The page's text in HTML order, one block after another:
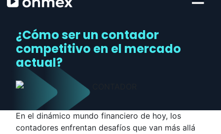
¿Cómo ser un contador
competitivo en el mercado
actual?
En el dinámico mundo financiero de hoy, los
contadores enfrentan desafíos que van más allá